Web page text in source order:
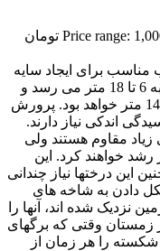
Price range: 1,000,000 تومان
مناسب برای ایجاد سایه
های متوسط تا بزرگ می باشد. طول آنها به 6 تا 18 متر می رسد و
گستردگی عرضی شاخه های آنها تا حدود 14 متر خواهد بود. پرورش
اندکی نیاز دارند.
زیاد مقاوم هستند ولی
رشد خواهند کرد. این
این درختها نیاز چندانی
دادن به شاخه های
نزدیک شده اند، آنها را
زمستان وقتی که برگهای
شکسته را هر زمان از